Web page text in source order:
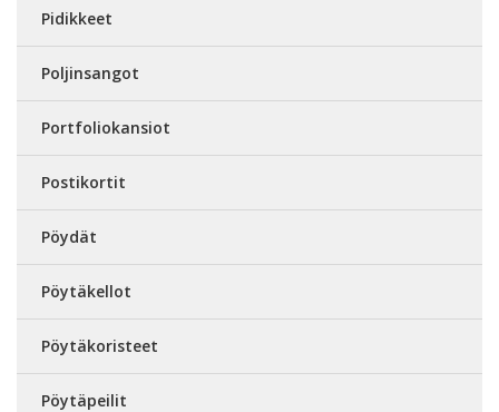
Pidikkeet
Poljinsangot
Portfoliokansiot
Postikortit
Pöydät
Pöytäkellot
Pöytäkoristeet
Pöytäpeilit